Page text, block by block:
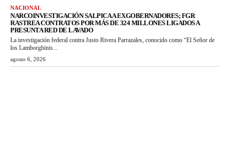
NACIONAL
NARCOINVESTIGACIÓN SALPICA A EXGOBERNADORES; FGR
RASTREA CONTRATOS POR MÁS DE 324 MILLONES LIGADOS A
PRESUNTA RED DE LAVADO
La investigación federal contra Justo Rivera Parrazales, conocido como “El Señor de
los Lamborghinis...
agosto 6, 2026